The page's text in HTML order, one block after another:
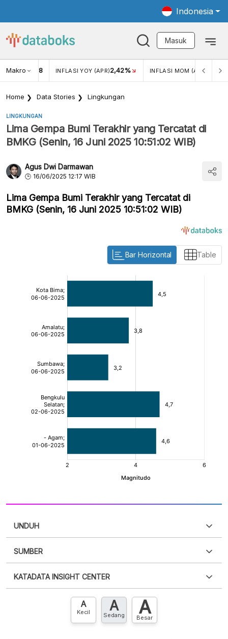
Indonesia
Masuk
Makro
USD/IDR 18 INFLASI YOY (APR)2,42% INFLASI MOM (APR) 0,13%
Home Data Stories Lingkungan
LINGKUNGAN
Lima Gempa Bumi Terakhir yang Tercatat di
BMKG (Senin, 16 Juni 2025 10:51:02 WIB)
Agus Dwi Darmawan
16/06/2025 12:17 WIB
Lima Gempa Bumi Terakhir yang Tercatat di
BMKG (Senin, 16 Juni 2025 10:51:02 WIB)
Bar Horizontal Table
UNDUH
XLS
SUMBER
punya akun?Silakan Daftar sekarang
KATADATA INSIGHT CENTER
Hubungi sekarang »
A
Kecil A
Sedang A
Besar